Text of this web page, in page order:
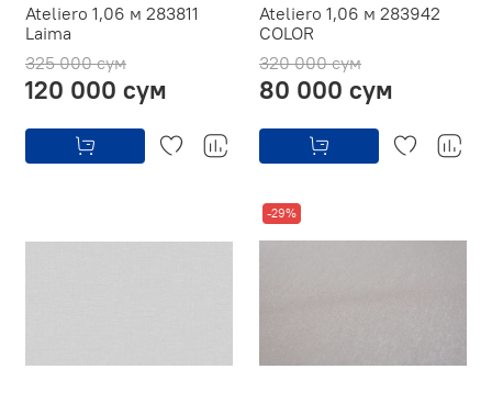
Ateliero 1,06 м 283811
Laima
325 000 сум
120 000 сум
Ateliero 1,06 м 283942
COLOR
320 000 сум
80 000 сум
-29%